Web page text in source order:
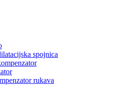
spojnica
rukava